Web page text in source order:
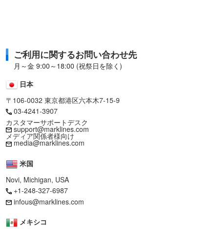
ご利用に関するお問い合わせ先
月～金 9:00～18:00 (祝祭日を除く)
日本
〒106-0032 東京都港区六本木7-15-9
03-4241-3907
カスタマーサポートデスク
support@marklines.com
メディア関係者様向け
media@marklines.com
米国
Novi, Michigan, USA
+1-248-327-6987
infous@marklines.com
メキシコ